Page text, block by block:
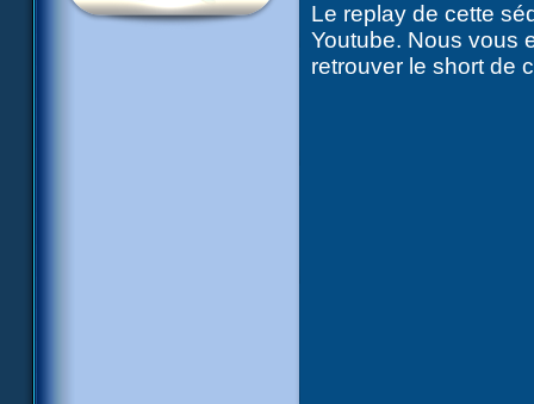
Le replay de cette
Youtube. Nous vous
retrouver le short de